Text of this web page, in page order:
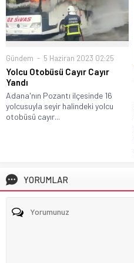
Gündem 5 Haziran 2023 02:25
Yolcu Otobüsü Cayır Cayır
Yandı
Adana'nın Pozantı ilçesinde 16
yolcusuyla seyir halindeki yolcu
otobüsü cayır...
YORUMLAR